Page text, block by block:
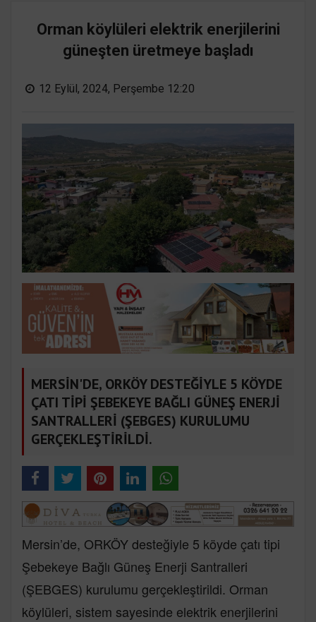
Orman köylüleri elektrik enerjilerini
güneşten üretmeye başladı
12 Eylül, 2024, Perşembe 12:20
MERSİN'DE, ORKÖY DESTEĞİYLE 5 KÖYDE
ÇATI TİPİ ŞEBEKEYE BAĞLI GÜNEŞ ENERJİ
SANTRALLERİ (ŞEBGES) KURULUMU
GERÇEKLEŞTİRİLDİ.
Mersin’de, ORKÖY desteğiyle 5 köyde çatı tipi
Şebekeye Bağlı Güneş Enerji Santralleri
(ŞEBGES) kurulumu gerçekleştirildi. Orman
köylüleri, sistem sayesinde elektrik enerjilerini